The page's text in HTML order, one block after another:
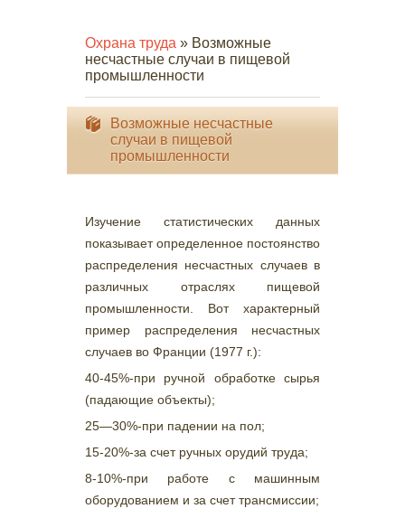
Охрана труда » Возможные
несчастные случаи в пищевой
промышленности
Возможные несчастные
случаи в пищевой
промышленности
Изучение статистических данных
показывает определенное постоянство
распределения несчастных случаев в
различных отраслях пищевой
промышленности. Вот характерный
пример распределения несчастных
случаев во Франции (1977 г.):
40-45%-при ручной обработке сырья
(падающие объекты);
25—30%-при падении на пол;
15-20%-за счет ручных орудий труда;
8-10%-при работе с машинным
оборудованием и за счет трансмиссии;